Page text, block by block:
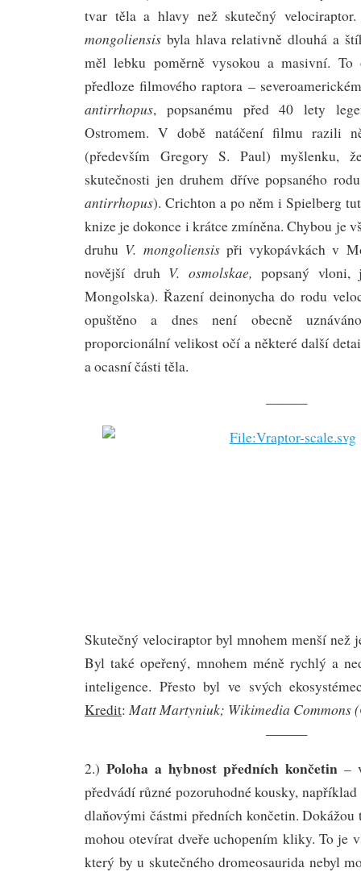
tvar těla a hlavy než skutečný
mongoliensis byla hlava relativně dlouhá a
měl lebku poměrně vysokou a masivní. To
předloze filmového raptora –
antirrhopus, popsanému před 40 lety
Ostromem. V době natáčení filmu razili
(především Gregory S. Paul) myšlenku,
skutečnosti jen druhem dříve popsaného
antirrhopus). Crichton a po něm i Spielberg
knize je dokonce i krátce zmíněna. Chybou je
druhu V. mongoliensispři vykopávkách v
novější druh V. osmolskae, popsaný vloni,
Mongolska). Řazení deinonycha do rodu
opuštěno a dnes není obecně
proporcionální velikost očí a některé další
a ocasní části těla.
———
Skutečný velociraptor byl mnohem menší než
Byl také opeřený, mnohem méně rychlý a
inteligence. Přesto byl ve svých
Kredit: Matt Martyniuk; Wikimedia Commons
———
2.)Poloha a hybnost předních končetin –
předvádí různé pozoruhodné kousky,
dlaňovými částmi předních končetin. Dokážou
mohou otevírat dveře uchopením kliky. To je
který by u skutečného dromeosaurida nebyl